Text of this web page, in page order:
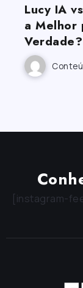
Lucy IA
a Melhor
Verdade?
[instagram-